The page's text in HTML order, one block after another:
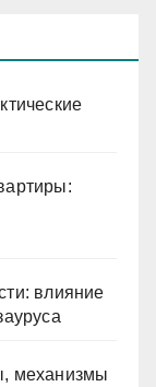
влияние
механизмы